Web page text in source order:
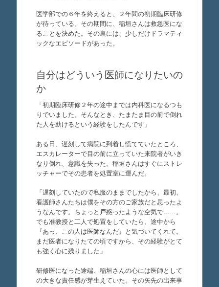
医学部での６年を終えると、２年間の初期臨床研修
が待っている。その期間に、稲垣さんは救急医にな
ることを決めた。その裏には、少しだけドラマティ
ックなエピソードがあった。
自分はどういう医師になりたいの
か
「初期臨床研修２年の途中までは内科医になるつも
りでいました。そんなとき、たまたま目の前で倒れ
た人を助けるという経験をしたんです」
ある日、遅刻して病院に到着し慌てていたところ、
エスカレーターで目の前に立っていた来院者がいき
なり倒れ、意識を失った。稲垣さんはすぐにストレ
ッチャーでその患者を処置室に運んだ。
「遅刻していたので私服のままでしたから、最初、
看護師さんたちは僕をその方のご家族だと思ったよ
うなんです。ちょっと戸惑ったような空気で……。
でも准教授と二人で処置をしていたら、途中から
『あっ、この人は医師なんだ』と気づいてくれて。
まだ医者になりたての頃ですから、その経験がとて
も強く心に残りました」
研修医になった途端、稲垣さんの心には医師として
の大きな責任感が芽生えていた。その矢先の出来事